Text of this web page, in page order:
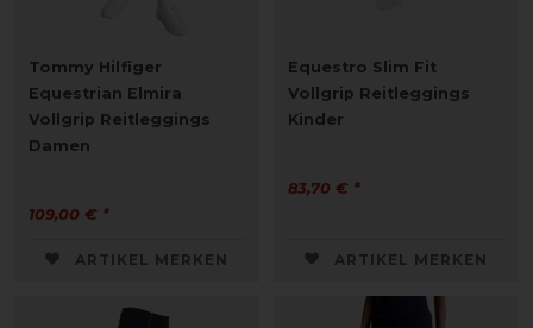
Tommy Hilfiger
Equestrian Elmira
Vollgrip Reitleggings
Damen
109,00 € *
ARTIKEL MERKEN
Equestro Slim Fit
Vollgrip Reitleggings
Kinder
83,70 € *
ARTIKEL MERKEN